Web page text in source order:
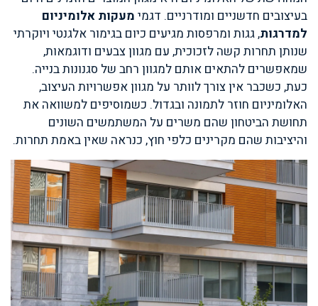
בעיצובים חדשניים ומודרניים. דגמי מעקות אלומיניום
למדרגות, גגות ומרפסות מגיעים כיום בגימור אלגנטי ויוקרתי
שנותן תחרות קשה לזכוכית, עם מגוון צבעים ודוגמאות,
שמאפשרים להתאים אותם למגוון רחב של סגנונות בנייה.
כעת, כשכבר אין צורך לוותר על מגוון אפשרויות העיצוב,
האלומיניום חוזר לתמונה ובגדול. כשמוסיפים למשוואה את
תחושת הביטחון שהם משרים על המשתמשים השונים
והיציבות שהם מקרינים כלפי חוץ, כנראה שאין באמת תחרות.